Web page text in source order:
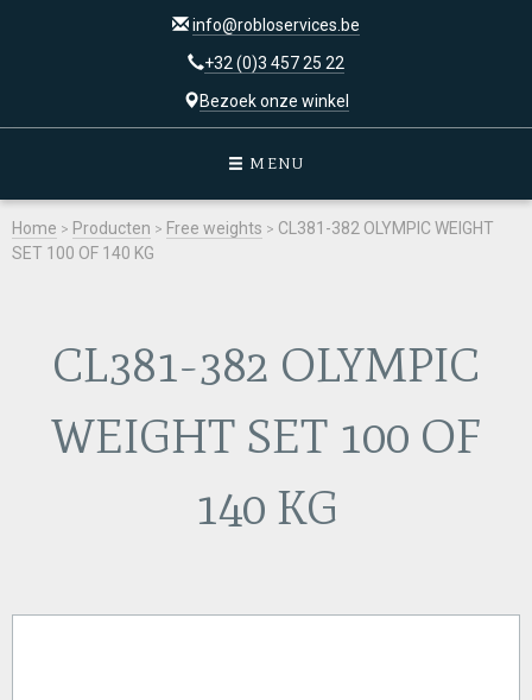
info@robloservices.be
+32 (0)3 457 25 22
Bezoek onze winkel
MENU
Home > Producten > Free weights > CL381-382 OLYMPIC WEIGHT
SET 100 OF 140 KG
CL381-382 OLYMPIC
WEIGHT SET 100 OF
140 KG